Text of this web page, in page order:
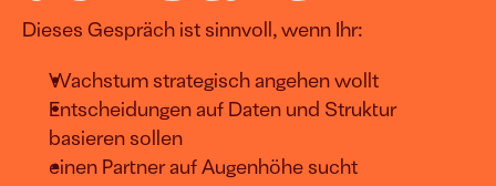
Dieses Gespräch ist sinnvoll, wenn Ihr:
Wachstum strategisch angehen wollt
Entscheidungen auf Daten und Struktur
basieren sollen
einen Partner auf Augenhöhe sucht